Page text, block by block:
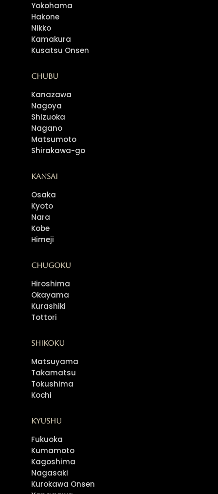
Yokohama
Hakone
Nikko
Kamakura
Kusatsu Onsen
Chubu
Kanazawa
Nagoya
Shizuoka
Nagano
Matsumoto
Shirakawa-go
Kansai
Osaka
Kyoto
Nara
Kobe
Himeji
Chugoku
Hiroshima
Okayama
Kurashiki
Tottori
Shikoku
Matsuyama
Takamatsu
Tokushima
Kochi
Kyushu
Fukuoka
Kumamoto
Kagoshima
Nagasaki
Kurokawa Onsen